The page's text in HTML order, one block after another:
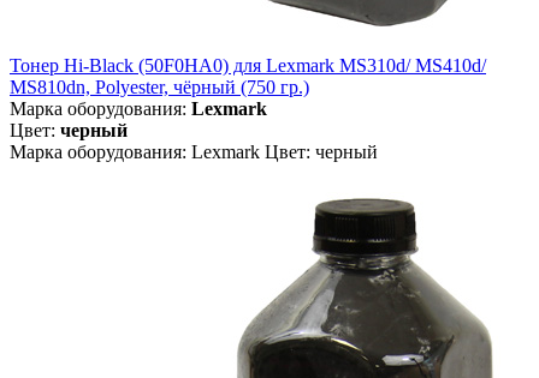
Тонер Hi-Black (50F0HA0) для Lexmark MS310d/ MS410d/
MS810dn, Polyester, чёрный (750 гр.)
Марка оборудования: Lexmark
Цвет: черный
Марка оборудования: Lexmark Цвет: черный